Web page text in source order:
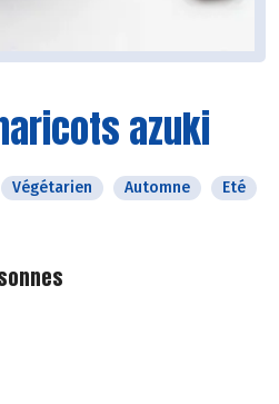
azuki
Végétarien Automne
Eté